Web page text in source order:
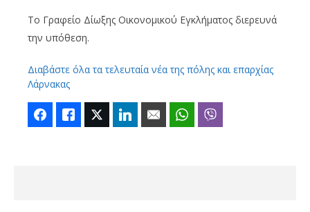
Το Γραφείο Δίωξης Οικονομικού Εγκλήματος διερευνά
την υπόθεση.
Διαβάστε όλα τα τελευταία νέα της πόλης και επαρχίας
Λάρνακας
FacebookLike Twitter LinkedIn Email WhatsApp